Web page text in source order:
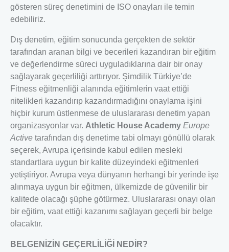
gösteren süreç denetimini de ISO onayları ile temin
edebiliriz.
Dış denetim, eğitim sonucunda gerçekten de sektör
tarafından aranan bilgi ve becerileri kazandıran bir eğitim
ve değerlendirme süreci uyguladıklarına dair bir onay
sağlayarak geçerliliği arttırıyor. Şimdilik Türkiye’de
Fitness eğitmenliği alanında eğitimlerin vaat ettiği
nitelikleri kazandırıp kazandırmadığını onaylama işini
hiçbir kurum üstlenmese de uluslararası denetim yapan
organizasyonlar var. Athletic House Academy Europe
Active tarafından dış denetime tabi olmayı gönüllü olarak
seçerek, Avrupa içerisinde kabul edilen mesleki
standartlara uygun bir kalite düzeyindeki eğitmenleri
yetiştiriyor. Avrupa veya dünyanın herhangi bir yerinde işe
alınmaya uygun bir eğitmen, ülkemizde de güvenilir bir
kalitede olacağı şüphe götürmez. Uluslararası onayı olan
bir eğitim, vaat ettiği kazanımı sağlayan geçerli bir belge
olacaktır.
BELGENİZİN GEÇERLİLİĞİ NEDİR?